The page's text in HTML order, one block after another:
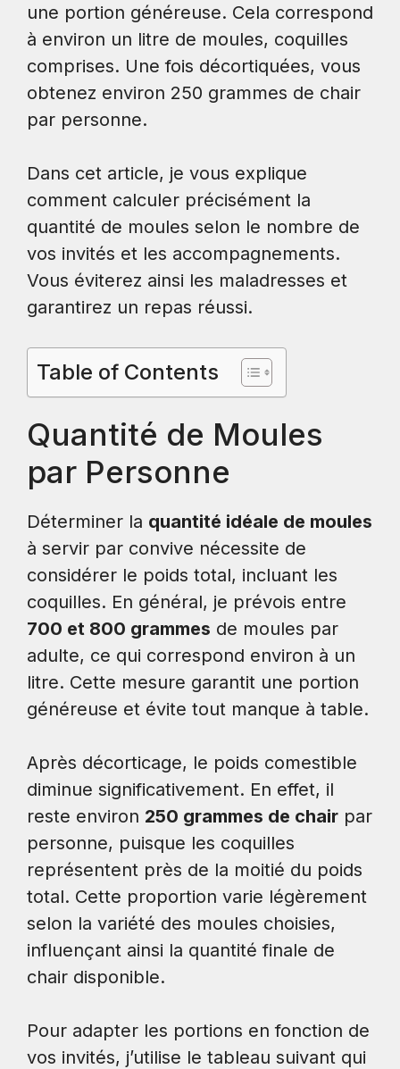
une portion généreuse. Cela correspond
à environ un litre de moules, coquilles
comprises. Une fois décortiquées, vous
obtenez environ 250 grammes de chair
par personne.
Dans cet article, je vous explique
comment calculer précisément la
quantité de moules selon le nombre de
vos invités et les accompagnements.
Vous éviterez ainsi les maladresses et
garantirez un repas réussi.
Table of Contents
Quantité de Moules
par Personne
Déterminer la quantité idéale de moules
à servir par convive nécessite de
considérer le poids total, incluant les
coquilles. En général, je prévois entre
700 et 800 grammes de moules par
adulte, ce qui correspond environ à un
litre. Cette mesure garantit une portion
généreuse et évite tout manque à table.
Après décorticage, le poids comestible
diminue significativement. En effet, il
reste environ 250 grammes de chair par
personne, puisque les coquilles
représentent près de la moitié du poids
total. Cette proportion varie légèrement
selon la variété des moules choisies,
influençant ainsi la quantité finale de
chair disponible.
Pour adapter les portions en fonction de
vos invités, j’utilise le tableau suivant qui